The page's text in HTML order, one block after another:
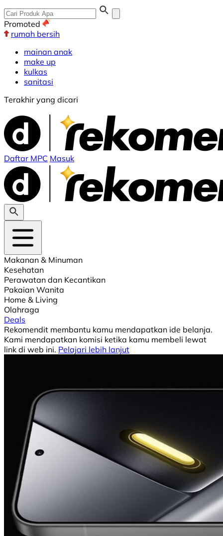
Promoted
rumah bersih
mainan anak
make up
kulkas
sanitasi
Terakhir yang dicari
Daftar MPC Masuk
Makanan & Minuman
Kesehatan
Perawatan dan Kecantikan
Pakaian Wanita
Home & Living
Olahraga
Deals
Rekomendit membantu kamu mendapatkan ide belanja.
Kami mendapatkan komisi ketika kamu membeli lewat
link di web ini. Pelajari lebih lanjut